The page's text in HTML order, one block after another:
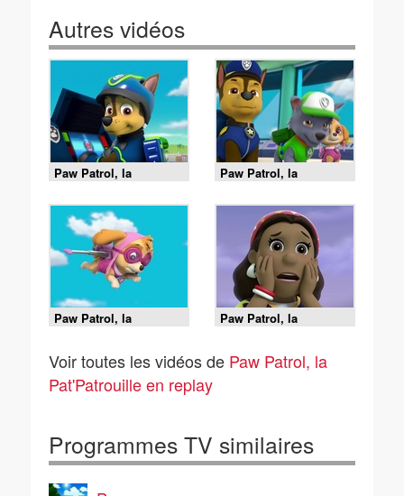
Autres vidéos
Paw Patrol, la
Pat'Patrouille - Alex a
perdu sa dent
Paw Patrol, la
Pat'Patrouille - Alex et
sa mini-patrouille
Paw Patrol, la
Pat'Patrouille - L'aigle
Paw Patrol, la
Pat'Patrouille - Un
Voir toutes les vidéos de Paw Patrol, la
Pat'Patrouille en replay
Programmes TV similaires